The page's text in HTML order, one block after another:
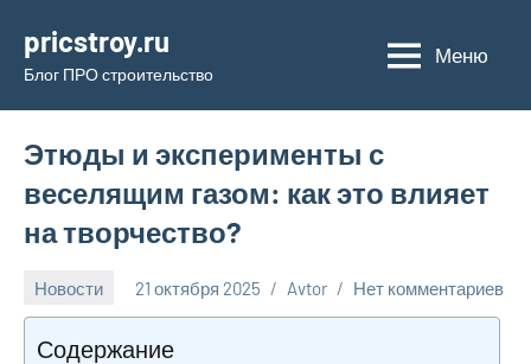
содержимому
pricstroy.ru
Блог ПРО строительство
Меню
Этюды и эксперименты с
веселящим газом: как это влияет
на творчество?
Новости 21 октября 2025 Avtor Нет комментариев
Содержание